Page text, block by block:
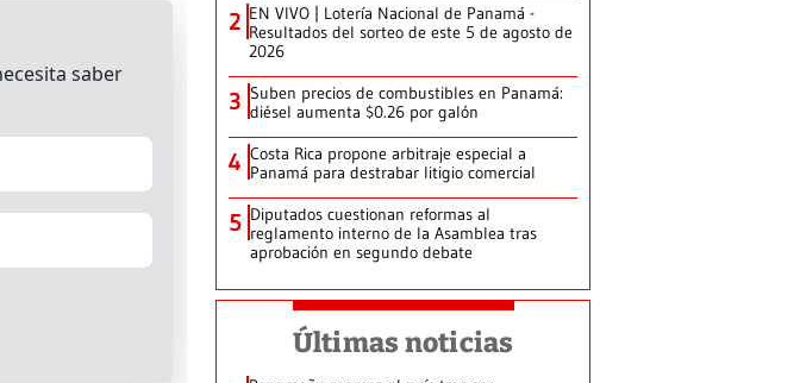
2 EN VIVO | Lotería Nacional de Panamá -
Resultados del sorteo de este 5 de agosto de
2026
3 Suben precios de combustibles en Panamá:
diésel aumenta $0.26 por galón
4 Costa Rica propone arbitraje especial a
Panamá para destrabar litigio comercial
5 Diputados cuestionan reformas al
reglamento interno de la Asamblea tras
aprobación en segundo debate
Últimas noticias